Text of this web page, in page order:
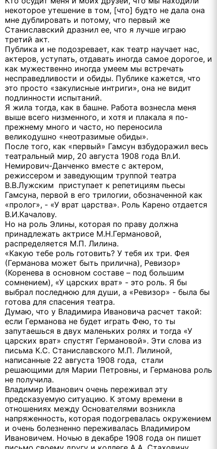
некоторое утешение в том, [что] будто не дала она
мне дублировать и потому, что первый же
Станиславский дразнил ее, что я лучше играю
третий акт.
Публика и не подозревает, как театр научает нас,
актеров, уступать, отдавать иногда самое дорогое, и
как мужественно иногда умеем мы встречать
несправедливости и обиды. Публике кажется, что
это просто «закулисные интриги», она не видит
подлинности испытаний.
Я жила тогда, как в башне. Работа вознесла меня
выше всего низменного, и хотя и плакала я по-
прежнему много и часто, но переносила
великодушно «неотразимые обиды».
После того, как «первый» Гамсун взбудоражил весь
театральный мир, 20 августа 1908 года Вл.И.
Немирович-Данченко вместе с актером,
режиссером и заведующим труппой театра
В.В.Лужским приступает к репетициям пьесы
Гамсуна, первой в его трилогии, обозначенной как
«пролог», - «У врат царства». Роль Карено отдается
В.И.Качалову.
Но на роль Элины, которая по праву должна
принадлежать актрисе М.Н.Германовой,
распределяется М.П. Лилина.
«Какую тебе роль готовить? У тебя их три. Фея
(Германова может быть прилична), Ревизор»
(Коренева в основном составе – под большим
сомнением), «У царских врат» - это роль. Я бы
выбрал последнюю для души, а «Ревизор» - была бы
готова для спасения театра.
Думаю, что у Владимира Ивановича расчет такой:
если Германова не будет играть Фею, то ты
запутаешься в двух маленьких ролях и тогда «У
царских врат» спустят Германовой». Эти слова из
письма К.С. Станиславского М.П. Лилиной,
написанные 22 августа 1908 года, стали
решающими для Марии Петровны, и Германова роль
не получила.
Владимир Иванович очень переживал эту
предсказуемую ситуацию. К этому времени в
отношениях между Основателями возникла
напряженность, которая подогревалась окружением
и очень болезненно переживалась Владимиром
Ивановичем. Ночью в декабре 1908 года он пишет